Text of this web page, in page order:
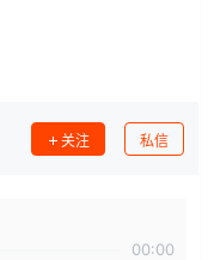
关注 私信
00:00